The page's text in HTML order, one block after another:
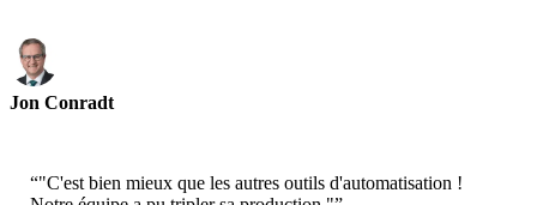
Jon Conradt
“"C'est bien mieux que les autres outils d'automatisation !